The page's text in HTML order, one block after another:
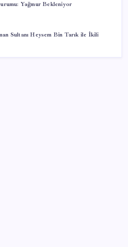
Yağmur Bekleniyor
Sultanı Heysem Bin Tarık ile İkili